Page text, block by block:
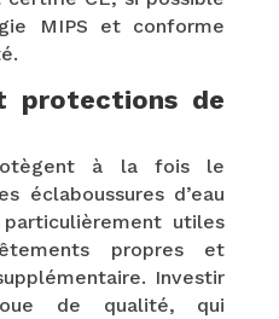
MIPS et conforme
protections de
à la fois le
éclaboussures d’eau
utiles
propres et
Investir
de qualité, qui